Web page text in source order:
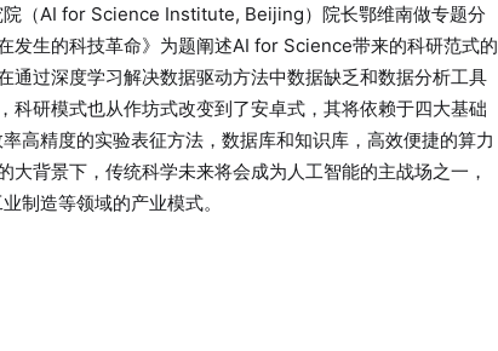
（AI for Science Institute, Beijing）院长鄂维南做专题分
发生的科技革命》为题阐述AI for Science带来的科研范式的
过深度学习解决数据驱动方法中数据缺乏和数据分析工具
研模式也从作坊式改变到了安卓式，其将依赖于四大基础
高精度的实验表征方法，数据库和知识库，高效便捷的算力
背景下，传统科学未来将会成为人工智能的主战场之一，
制造等领域的产业模式。